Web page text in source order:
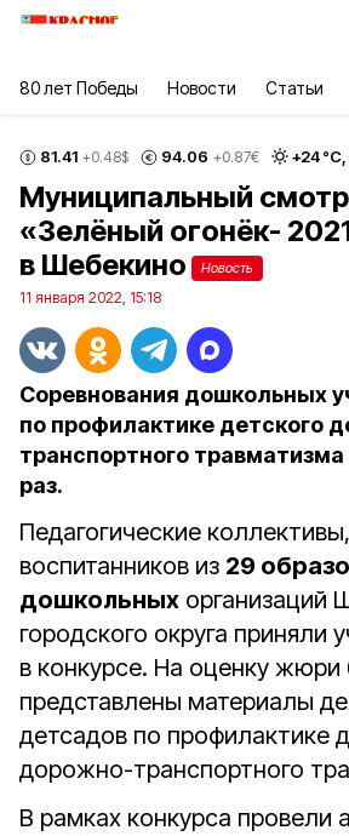
80 лет Победы Новости Статьи
81.41 +0.48$ 94.06 +0.87€ +24°С,
Муниципальный
«Зелёный огонёк-
в Шебекино
Новость
11 января 2022, 15:18
Соревнования дошкольных
по профилактике детского
транспортного
раз.
Педагогические
воспитанников из 29
дошкольных организаций
городского округа приняли
в конкурсе. На оценку жюри
представлены материалы
детсадов по профилактике
дорожно-транспортного
В рамках конкурса провели